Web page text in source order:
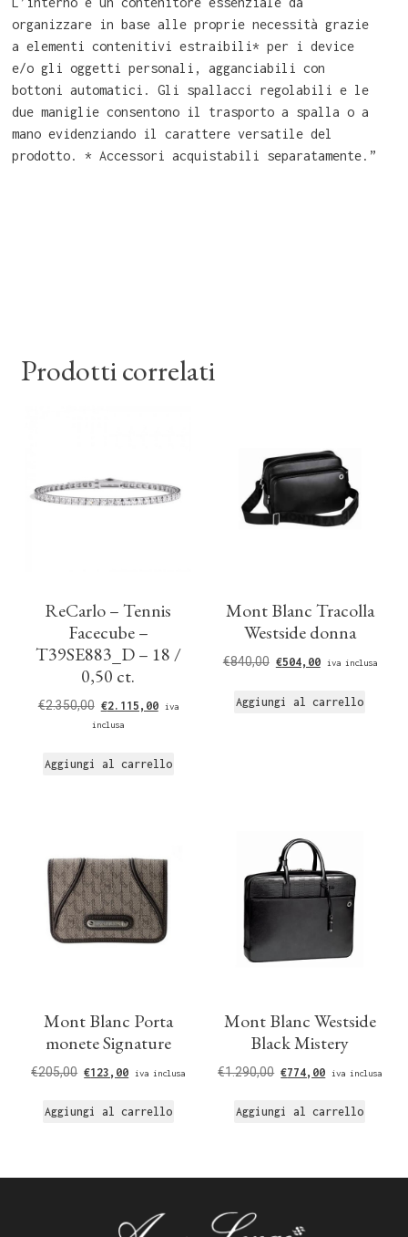
organizzare in base alle proprie necessità grazie
a elementi contenitivi estraibili* per i device
e/o gli oggetti personali, agganciabili con
bottoni automatici. Gli spallacci regolabili e le
due maniglie consentono il trasporto a spalla o a
mano evidenziando il carattere versatile del
prodotto. * Accessori acquistabili separatamente.”
Prodotti correlati
ReCarlo – Tennis
Facecube –
T39SE883_D – 18 /
0,50 ct.
€2.350,00 €2.115,00
iva
inclusa
Aggiungi al carrello
Mont Blanc Tracolla
Westside donna
€840,00 €504,00 iva inclusa
Aggiungi al carrello
Mont Blanc Porta
monete Signature
€205,00 €123,00 iva inclusa
Aggiungi al carrello
Mont Blanc Westside
Black Mistery
€1.290,00 €774,00 iva inclusa
Aggiungi al carrello